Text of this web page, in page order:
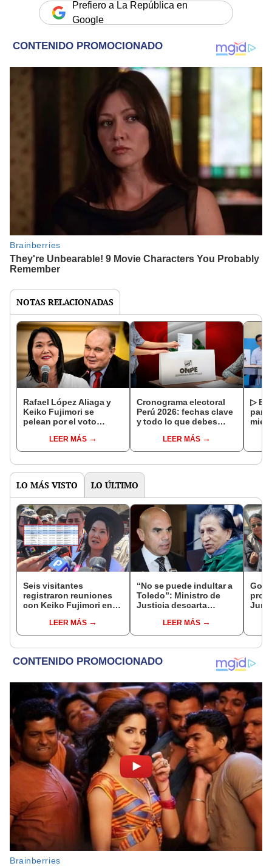
Prefiero a La República en
Google
NOTAS RELACIONADAS
Rafael López Aliaga y
Keiko Fujimori se
pelean por el voto
LEER MÁS
Cronograma electoral
Perú 2026: fechas clave
y todo lo que debes
comicios del 12 de abril
LEER MÁS
▷
para
LO MÁS VISTO LO ÚLTIMO
Seis visitantes
registraron reuniones
con Keiko Fujimori en
presidenta se
encontraba en Junín
LEER MÁS
“No se puede indultar a
Toledo”: Ministro de
Justicia descarta
exmandatario
LEER MÁS